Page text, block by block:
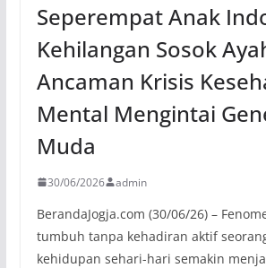
Seperempat Anak
Kehilangan Sosok
Ancaman Krisis
Mental Mengintai
Muda
30/06/2026 admin
BerandaJogja.com (30/06/26) –
tumbuh tanpa kehadiran aktif
kehidupan sehari-hari semakin